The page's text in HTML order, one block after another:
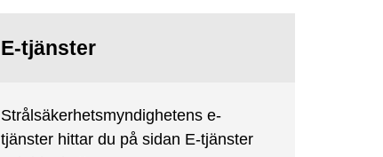
E-tjänster
Strålsäkerhetsmyndighetens e-
tjänster hittar du på sidan E-tjänster